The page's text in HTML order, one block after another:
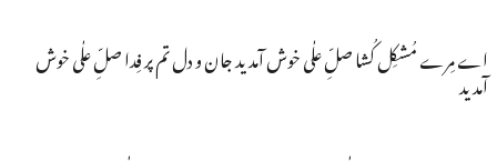
اے مِرے مُشکِل کُشا صلِّ علٰی خوش آمدید جان و دل تم پر فِدا صلِّ علٰی خوش
آمدید